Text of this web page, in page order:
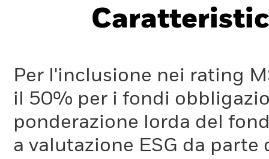
Per l'inclusione nei rating
il 50% per i fondi
ponderazione lorda del
a valutazione ESG da parte